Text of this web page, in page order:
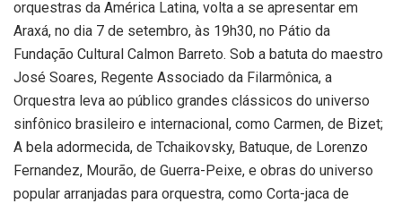
orquestras da América Latina, volta a se apresentar em
Araxá, no dia 7 de setembro, às 19h30, no Pátio da
Fundação Cultural Calmon Barreto. Sob a batuta do maestro
José Soares, Regente Associado da Filarmônica, a
Orquestra leva ao público grandes clássicos do universo
sinfônico brasileiro e internacional, como Carmen, de Bizet;
A bela adormecida, de Tchaikovsky, Batuque, de Lorenzo
Fernandez, Mourão, de Guerra-Peixe, e obras do universo
popular arranjadas para orquestra, como Corta-jaca de